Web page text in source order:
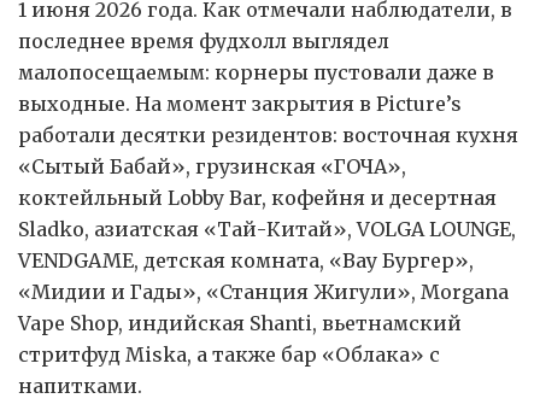
1 июня 2026 года. Как отмечали наблюдатели, в
последнее время фудхолл выглядел
малопосещаемым: корнеры пустовали даже в
выходные. На момент закрытия в Picture’s
работали десятки резидентов: восточная кухня
«Сытый Бабай», грузинская «ГОЧА»,
коктейльный Lobby Bar, кофейня и десертная
Sladko, азиатская «Тай-Китай», VOLGA LOUNGE,
VENDGAME, детская комната, «Вау Бургер»,
«Мидии и Гады», «Станция Жигули», Morgana
Vape Shop, индийская Shanti, вьетнамский
стритфуд Miska, а также бар «Облака» с
напитками.